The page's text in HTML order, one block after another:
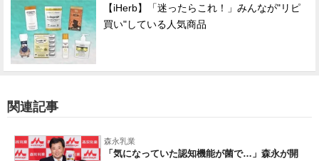
【iHerb】「迷ったらこれ！」みんなが"リピ
買い"している人気商品
関連記事
森永乳業
「気になっていた認知機能が菌で…」森永が開